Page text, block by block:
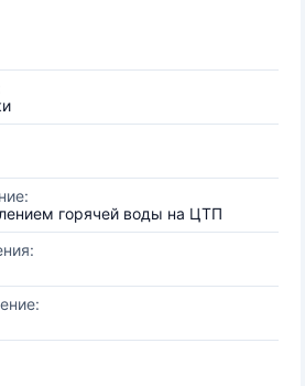
горячей воды на ЦТП